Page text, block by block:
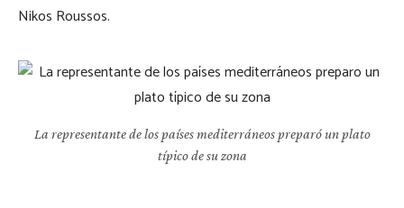
Nikos Roussos.
La representante de los países mediterráneos preparó un plato
típico de su zona